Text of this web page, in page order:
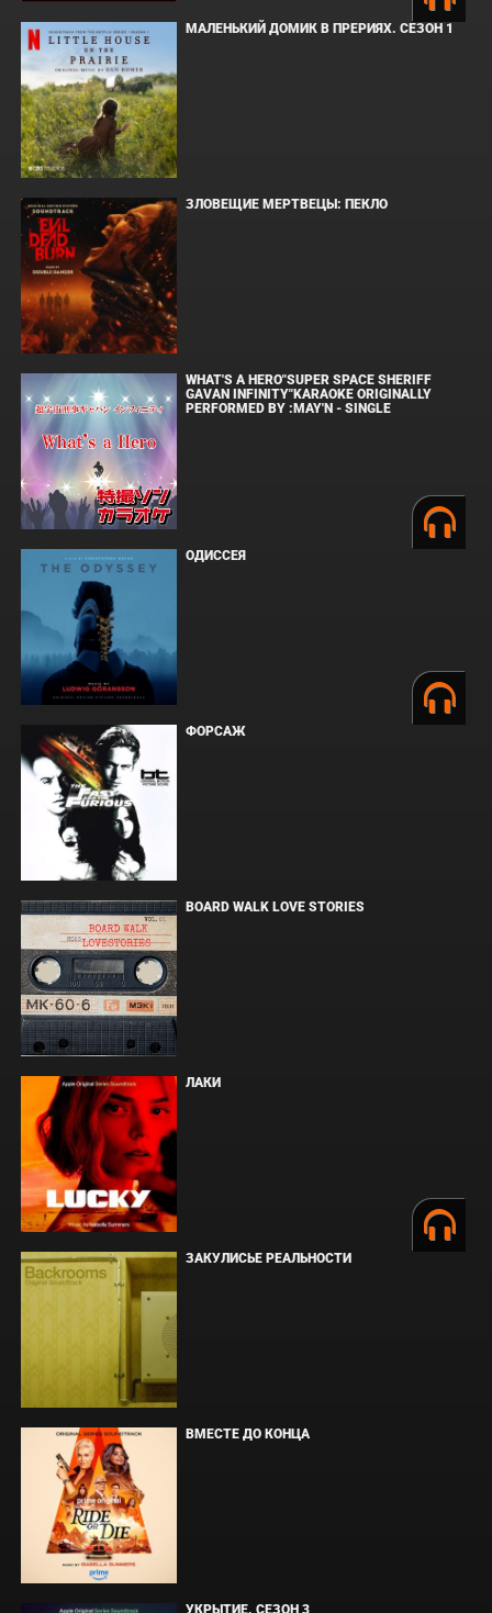
МАЛЕНЬКИЙ ДОМИК В ПРЕРИЯХ. СЕЗОН 1
ЗЛОВЕЩИЕ МЕРТВЕЦЫ: ПЕКЛО
WHAT'S A HERO"SUPER SPACE SHERIFF
GAVAN INFINITY"KARAOKE ORIGINALLY
PERFORMED BY :MAY'N - SINGLE
ОДИССЕЯ
ФОРСАЖ
BOARD WALK LOVE STORIES
ЛАКИ
ЗАКУЛИСЬЕ РЕАЛЬНОСТИ
ВМЕСТЕ ДО КОНЦА
УКРЫТИЕ. СЕЗОН 3